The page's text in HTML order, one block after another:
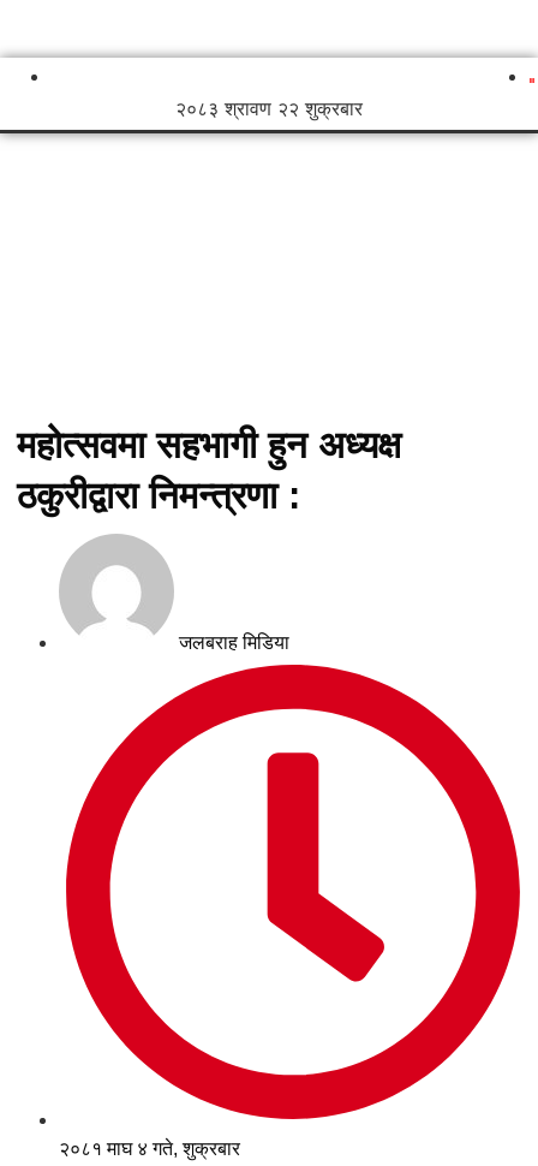
२०८३ श्रावण २२ शुक्रबार
महोत्सवमा सहभागी हुन अध्यक्ष
ठकुरीद्वारा निमन्त्रणा :
जलबराह मिडिया
२०८१ माघ ४ गते, शुक्रबार